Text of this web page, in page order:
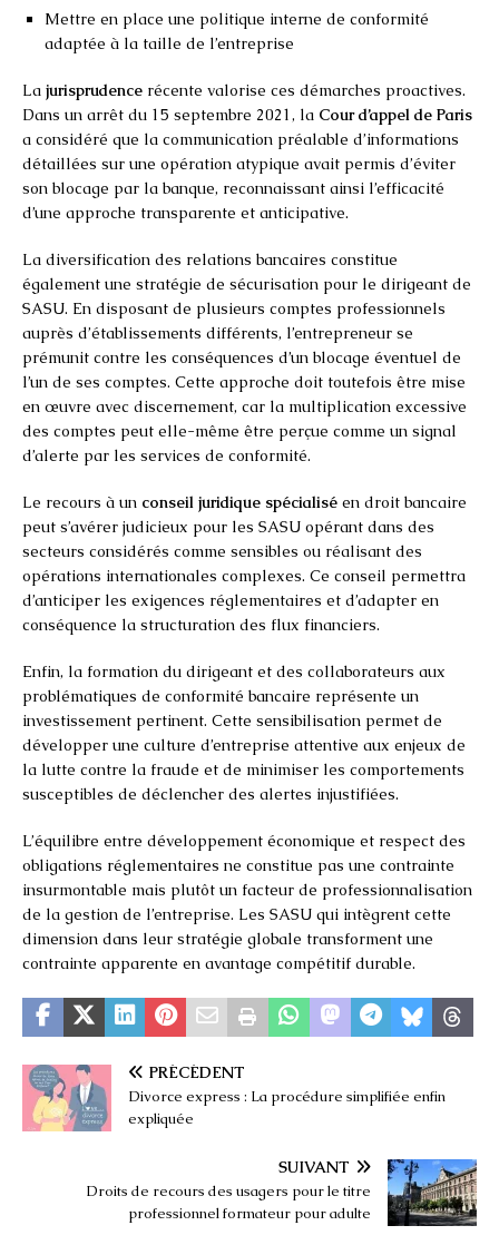
Mettre en place une politique interne de conformité
adaptée à la taille de l’entreprise
La jurisprudence récente valorise ces démarches proactives.
Dans un arrêt du 15 septembre 2021, la Cour d’appel de Paris
a considéré que la communication préalable d’informations
détaillées sur une opération atypique avait permis d’éviter
son blocage par la banque, reconnaissant ainsi l’efficacité
d’une approche transparente et anticipative.
La diversification des relations bancaires constitue
également une stratégie de sécurisation pour le dirigeant de
SASU. En disposant de plusieurs comptes professionnels
auprès d’établissements différents, l’entrepreneur se
prémunit contre les conséquences d’un blocage éventuel de
l’un de ses comptes. Cette approche doit toutefois être mise
en œuvre avec discernement, car la multiplication excessive
des comptes peut elle-même être perçue comme un signal
d’alerte par les services de conformité.
Le recours à un conseil juridique spécialisé en droit bancaire
peut s’avérer judicieux pour les SASU opérant dans des
secteurs considérés comme sensibles ou réalisant des
opérations internationales complexes. Ce conseil permettra
d’anticiper les exigences réglementaires et d’adapter en
conséquence la structuration des flux financiers.
Enfin, la formation du dirigeant et des collaborateurs aux
problématiques de conformité bancaire représente un
investissement pertinent. Cette sensibilisation permet de
développer une culture d’entreprise attentive aux enjeux de
la lutte contre la fraude et de minimiser les comportements
susceptibles de déclencher des alertes injustifiées.
L’équilibre entre développement économique et respect des
obligations réglementaires ne constitue pas une contrainte
insurmontable mais plutôt un facteur de professionnalisation
de la gestion de l’entreprise. Les SASU qui intègrent cette
dimension dans leur stratégie globale transforment une
contrainte apparente en avantage compétitif durable.
PRÉCÉDENT
Divorce express : La procédure simplifiée enfin
expliquée
SUIVANT
Droits de recours des usagers pour le titre
professionnel formateur pour adulte